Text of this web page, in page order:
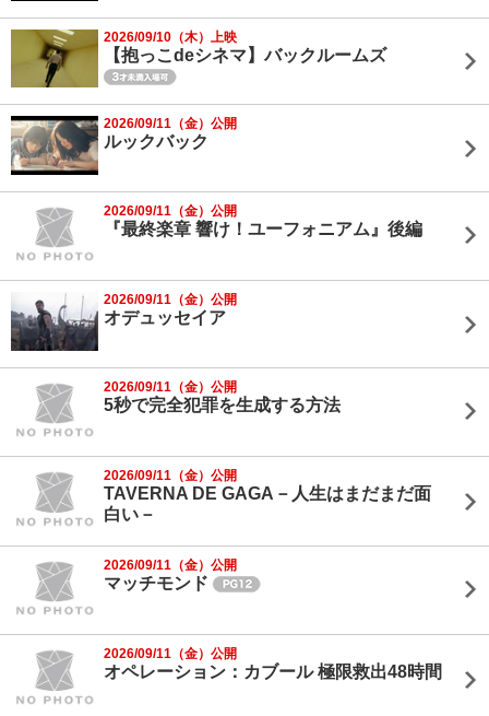
2026/09/10（木）上映
【抱っこdeシネマ】バックルームズ
2026/09/11（金）公開
ルックバック
2026/09/11（金）公開
『最終楽章 響け！ユーフォニアム』後編
2026/09/11（金）公開
オデュッセイア
2026/09/11（金）公開
5秒で完全犯罪を生成する方法
2026/09/11（金）公開
TAVERNA DE GAGA－人生はまだまだ面
白い－
2026/09/11（金）公開
マッチモンド
2026/09/11（金）公開
オペレーション：カブール 極限救出48時間